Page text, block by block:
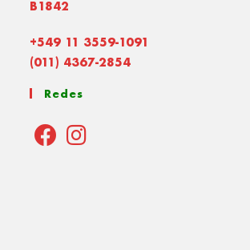
B1842
+549 11 3559-1091
(011) 4367-2854
Redes